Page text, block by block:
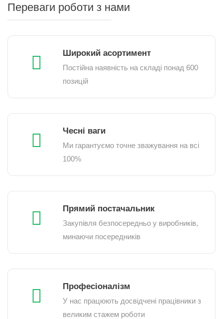
Переваги роботи з нами
Широкий асортимент
Постійна наявність на складі понад 600
позицій
Чесні ваги
Ми гарантуємо точне зважування на всі
100%
Прямий постачальник
Закупівля безпосередньо у виробників,
минаючи посередників
Професіоналізм
У нас працюють досвідчені працівники з
великим стажем роботи